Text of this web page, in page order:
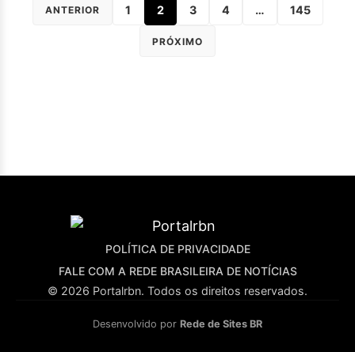
ANTERIOR 1 2 3 4 … 145
PRÓXIMO
POLÍTICA DE PRIVACIDADE
FALE COM A REDE BRASILEIRA DE NOTÍCIAS
© 2026 Portalrbn. Todos os direitos reservados.
Desenvolvido por Rede de Sites BR